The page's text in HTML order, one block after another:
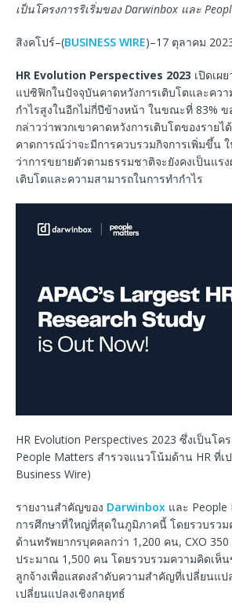
เป็นโครงการริเริ่มของDarwinbox และ
สิงคโปร์–(BUSINESS WIRE)–17 ตุลาคม
HR Evolution Perspectives 2023 เปิดเผ
แปซิฟิกในปัจจุบันคาดหวังการเติบโตและควา
กำไรสูงในอีกไม่กี่ปีข้างหน้า ในขณะที่ 83% ข
กล่าวว่าพวกเขาคาดหวังการเติบโตของรายไ
คาดการณ์ว่าจะมีการควบรวมกิจการเพิ่มขึ้น
ว่าการขยายตัวตามธรรมชาติจะยังคงเป็นแร
เติบโตและความสามารถในการทำกำไร
HR Evolution Perspectives 2023 ซึ่งเป็นโ
People Matters สำรวจแนวโน้มด้าน HR ที่เ
Business Wire)
รายงานสำคัญของ Darwinbox และ People
การศึกษาที่ใหญ่ที่สุดในภูมิภาคนี้ โดยรวบรว
ด้านทรัพยากรบุคคลกว่า 1,200 คน, CXO
ประมาณ 1,500 คน โดยรวบรวมความคิดเห็น
ลูกจ้างเพื่อแสดงลำดับความสำคัญที่เปลี่ยนแป
เปลี่ยนแปลงเชิงกลยุทธ์